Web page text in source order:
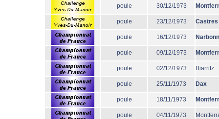
poule 30/12/1973
poule 23/12/1973 Castres
poule 16/12/1973
poule 09/12/1973
poule 02/12/1973 Biarritz
poule 25/11/1973 Dax
poule 18/11/1973
poule 04/11/1973